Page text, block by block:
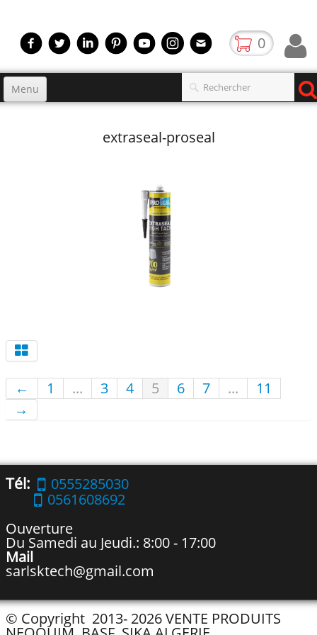
0
Menu
extraseal-proseal
← 1 ... 3 4 5 6 7 ...
11
→
Tél:
0555285030
0561608692
Ouverture
Du Samedi au Jeudi.: 8:00 - 17:00
Mail
sarlsktech@gmail.com
© Copyright 2013- 2026 VENTE PRODUITS